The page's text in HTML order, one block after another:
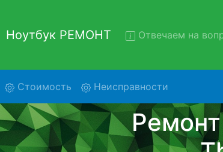
Ноутбук РЕМОНТ Отвечаем на
(current)Стоимость Неисправности
Ремонт